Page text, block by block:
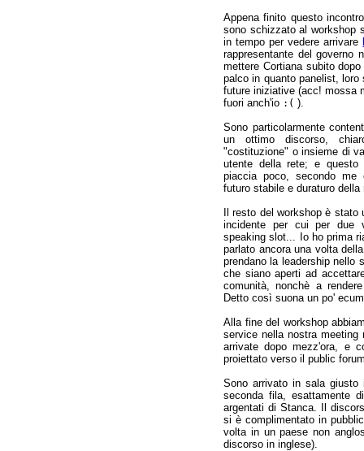
Appena finito questo
sono schizzato al workshop
in tempo per vedere arrivare
rappresentante del
mettere Cortiana subito
palco in quanto panelist,
future iniziative (acc! mossa
fuori anch'io :( ).
Sono particolarmente
un ottimo discorso,
"costituzione" o insieme di
utente della rete; e questo
piaccia poco, secondo me
futuro stabile e duraturo della
Il resto del workshop è
incidente per cui per due
speaking slot... Io ho prima
parlato ancora una volta
prendano la leadership nello
che siano aperti ad
comunità, nonchè a
Detto così suona un po'
Alla fine del workshop
service nella nostra
arrivate dopo mezz'ora, e
proiettato verso il public
Sono arrivato in sala
seconda fila, esattamente
argentati di Stanca. Il
si è complimentato in
volta in un paese non
discorso in inglese).